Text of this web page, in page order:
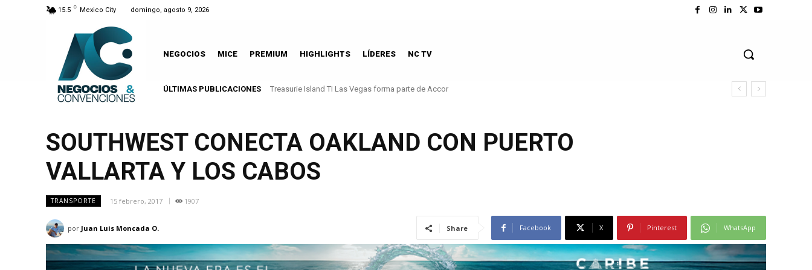
15.5 C Mexico City domingo, agosto 9, 2026
NEGOCIOS MICE PREMIUM HIGHLIGHTS LÍDERES NC TV
ÚLTIMAS PUBLICACIONES Treasurie Island TI Las Vegas forma parte de Accor
SOUTHWEST CONECTA OAKLAND CON PUERTO
VALLARTA Y LOS CABOS
TRANSPORTE 15 febrero, 2017 1907
por Juan Luis Moncada O. Share Facebook X Pinterest WhatsApp